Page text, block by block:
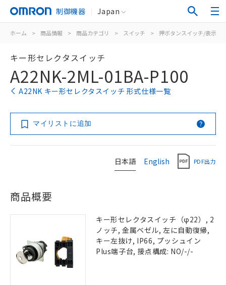
制御機器 Japan
ホーム > 商品情報 > 商品カテゴリ > スイッチ > 押ボタンスイッチ/表示灯
キー形セレクタスイッチ
A22NK-2ML-01BA-P100
A22NK キー形セレクタスイッチ 形式仕様一覧
マイリストに追加
日本語 English PDF出力
商品概要
キー形セレクタスイッチ（φ22）, 2
ノッチ, 金属ベゼル, 左に自動復帰,
キー左抜け, IP66, プッシュイン
Plus端子台, 接点構成: NO/-/-